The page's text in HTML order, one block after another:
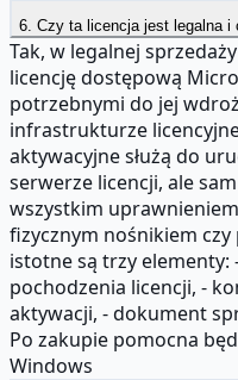
6. Czy ta licencja jest legalna i
Tak, w legalnej
licencję dostępową
potrzebnymi do jej
infrastrukturze
aktywacyjne służą do
serwerze licencji, ale
wszystkim
fizycznym nośnikiem
istotne są trzy
pochodzenia licencji, -
aktywacji, - dokument
Po zakupie pomocna
Windows